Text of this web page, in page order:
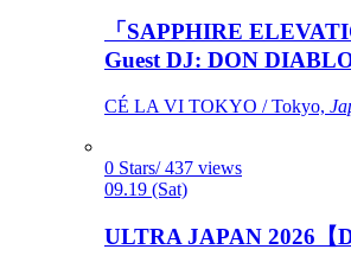
「SAPPHIRE
Guest DJ: DON
CÉ LA VI TOKYO / Tokyo,
0 Stars/ 437 views
09.19 (Sat)
ULTRA JAPAN 2026【